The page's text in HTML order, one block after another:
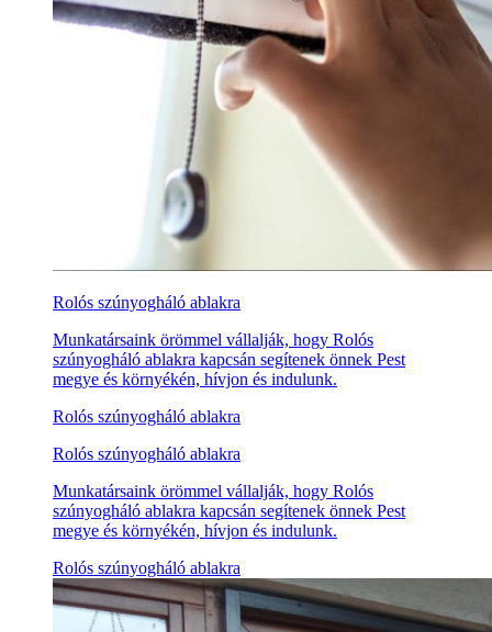
Rolós szúnyogháló ablakra
Munkatársaink örömmel vállalják, hogy Rolós
szúnyogháló ablakra kapcsán segítenek önnek Pest
megye és környékén, hívjon és indulunk.
Rolós szúnyogháló ablakra
Rolós szúnyogháló ablakra
Munkatársaink örömmel vállalják, hogy Rolós
szúnyogháló ablakra kapcsán segítenek önnek Pest
megye és környékén, hívjon és indulunk.
Rolós szúnyogháló ablakra